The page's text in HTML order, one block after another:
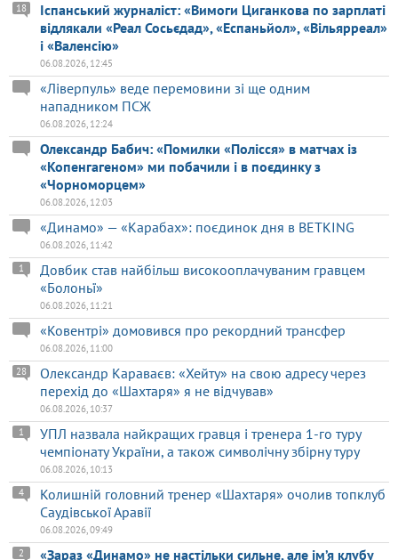
Іспанський журналіст: «Вимоги Циганкова по зарплаті
відлякали «Реал Сосьєдад», «Еспаньйол», «Вільярреал»
і «Валенсію»
18
06.08.2026, 12:45
«Ліверпуль» веде перемовини зі ще одним
нападником ПСЖ
06.08.2026, 12:24
Олександр Бабич: «Помилки «Полісся» в матчах із
«Копенгагеном» ми побачили і в поєдинку з
«Чорноморцем»
06.08.2026, 12:03
«Динамо» — «Карабах»: поєдинок дня в BETKING
06.08.2026, 11:42
Довбик став найбільш високооплачуваним гравцем
«Болоньї»
1
06.08.2026, 11:21
«Ковентрі» домовився про рекордний трансфер
06.08.2026, 11:00
Олександр Караваєв: «Хейту» на свою адресу через
перехід до «Шахтаря» я не відчував»
28
06.08.2026, 10:37
УПЛ назвала найкращих гравця і тренера 1-го туру
чемпіонату України, а також символічну збірну туру
1
06.08.2026, 10:13
Колишній головний тренер «Шахтаря» очолив топклуб
Саудівської Аравії
4
06.08.2026, 09:49
«Зараз «Динамо» не настільки сильне, але ім’я клубу
2